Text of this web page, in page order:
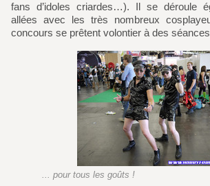
fans d’idoles criardes…). Il se déroule
allées avec les très nombreux
concours se prêtent volontier à des
... pour tous les goûts !